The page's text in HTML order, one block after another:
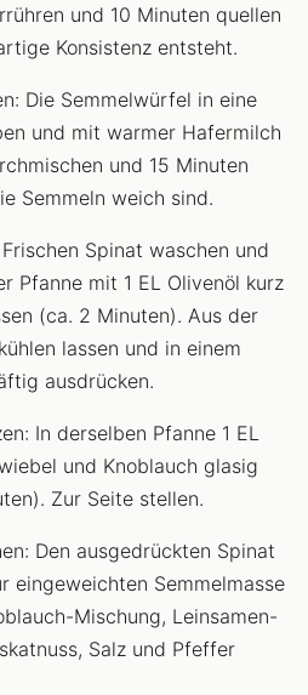
und 10 Minuten quellen
Konsistenz entsteht.
Die Semmelwürfel in eine
und mit warmer Hafermilch
und 15 Minuten
Semmeln weich sind.
Spinat waschen und
Pfanne mit 1 EL Olivenöl kurz
(ca. 2 Minuten). Aus der
lassen und in einem
ausdrücken.
In derselben Pfanne 1 EL
und Knoblauch glasig
Zur Seite stellen.
Den ausgedrückten Spinat
eingeweichten Semmelmasse
Mischung, Leinsamen-
Salz und Pfeffer